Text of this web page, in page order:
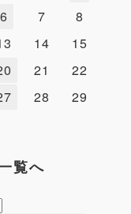
6 7
8
14
15
21
22
28
29
覧へ